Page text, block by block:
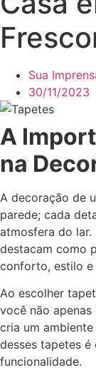
Sua
30/11/2023
A
na
A decoração de
parede; cada
atmosfera do lar.
destacam como
conforto, estilo e
Ao escolher
você não apenas
cria um
desses tapetes é
funcionalidade.